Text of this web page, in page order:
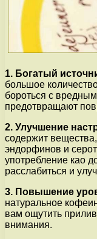
1. Богатый
большое
бороться с
предотвращают
2. Улучшение
содержит
эндорфинов и
употребление као
расслабиться и
3. Повышение
натуральное
вам ощутить
внимания.